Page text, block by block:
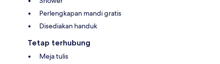
Perlengkapan mandi gratis
Disediakan handuk
Tetap terhubung
Meja tulis